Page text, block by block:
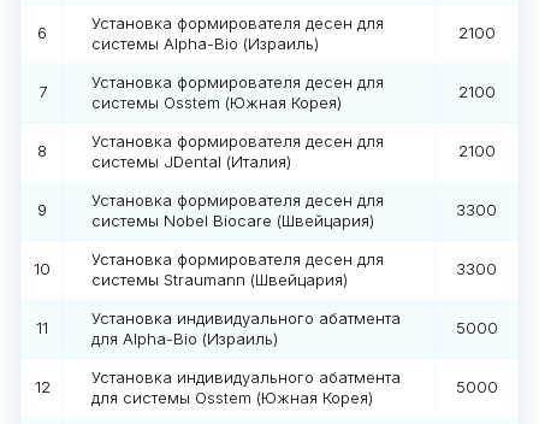
6
Установка формирователя десен для
системы Alpha-Bio (Израиль)
2100
7
Установка формирователя десен для
системы Osstem (Южная Корея)
2100
8
Установка формирователя десен для
системы JDental (Италия)
2100
9
Установка формирователя десен для
системы Nobel Biocare (Швейцария)
3300
10
Установка формирователя десен для
системы Straumann (Швейцария)
3300
11
Установка индивидуального абатмента
для Alpha-Bio (Израиль)
5000
12
Установка индивидуального абатмента
для системы Osstem (Южная Корея)
5000